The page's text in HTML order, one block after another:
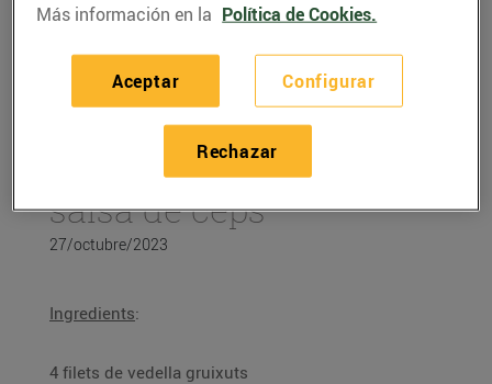
Filet de vedella amb
salsa de ceps
27/octubre/2023
Ingredients:
4 filets de vedella gruixuts
Más información en la Política de Cookies.
Configurar
Rechazar
Aceptar